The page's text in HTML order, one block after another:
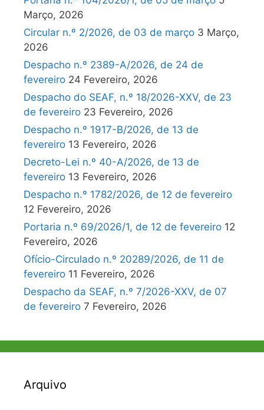
Março, 2026
Circular n.º 2/2026, de 03 de março 3 Março,
2026
Despacho n.º 2389-A/2026, de 24 de
fevereiro 24 Fevereiro, 2026
Despacho do SEAF, n.º 18/2026-XXV, de 23
de fevereiro 23 Fevereiro, 2026
Despacho n.º 1917-B/2026, de 13 de
fevereiro 13 Fevereiro, 2026
Decreto-Lei n.º 40-A/2026, de 13 de
fevereiro 13 Fevereiro, 2026
Despacho n.º 1782/2026, de 12 de fevereiro
12 Fevereiro, 2026
Portaria n.º 69/2026/1, de 12 de fevereiro 12
Fevereiro, 2026
Ofício-Circulado n.º 20289/2026, de 11 de
fevereiro 11 Fevereiro, 2026
Despacho da SEAF, n.º 7/2026-XXV, de 07
de fevereiro 7 Fevereiro, 2026
Arquivo